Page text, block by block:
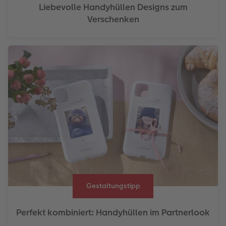
Liebevolle Handyhüllen Designs zum
Verschenken
Gestaltungstipp
Perfekt kombiniert: Handyhüllen im Partnerlook